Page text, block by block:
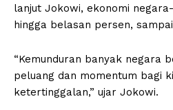
lanjut Jokowi, ekonomi
hingga belasan persen,
“Kemunduran banyak negara
peluang dan momentum bagi
ketertinggalan,” ujar Jokowi.